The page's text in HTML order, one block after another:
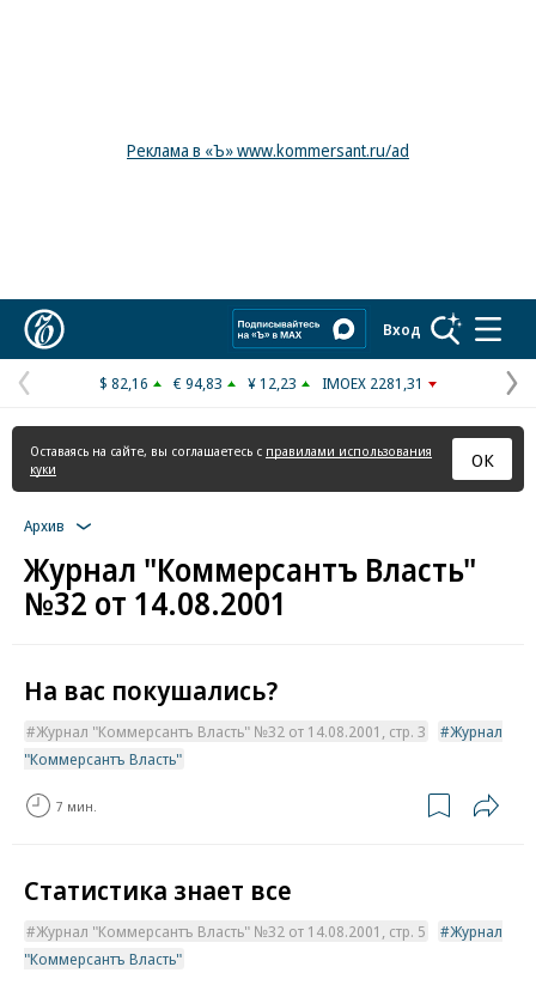
Реклама в «Ъ» www.kommersant.ru/ad
Вход
Предыдущая
страница
$ 82,16 € 94,83 ¥ 12,23 IMOEX 2281,31
Оставаясь на сайте, вы соглашаетесь с правилами использования
куки
ОК
Архив
Журнал "Коммерсантъ Власть"
№32 от 14.08.2001
На вас покушались?
Журнал "Коммерсантъ Власть" №32 от 14.08.2001, стр. 3
Журнал
"Коммерсантъ Власть"
7 мин.
Статистика знает все
Журнал "Коммерсантъ Власть" №32 от 14.08.2001, стр. 5
Журнал
"Коммерсантъ Власть"